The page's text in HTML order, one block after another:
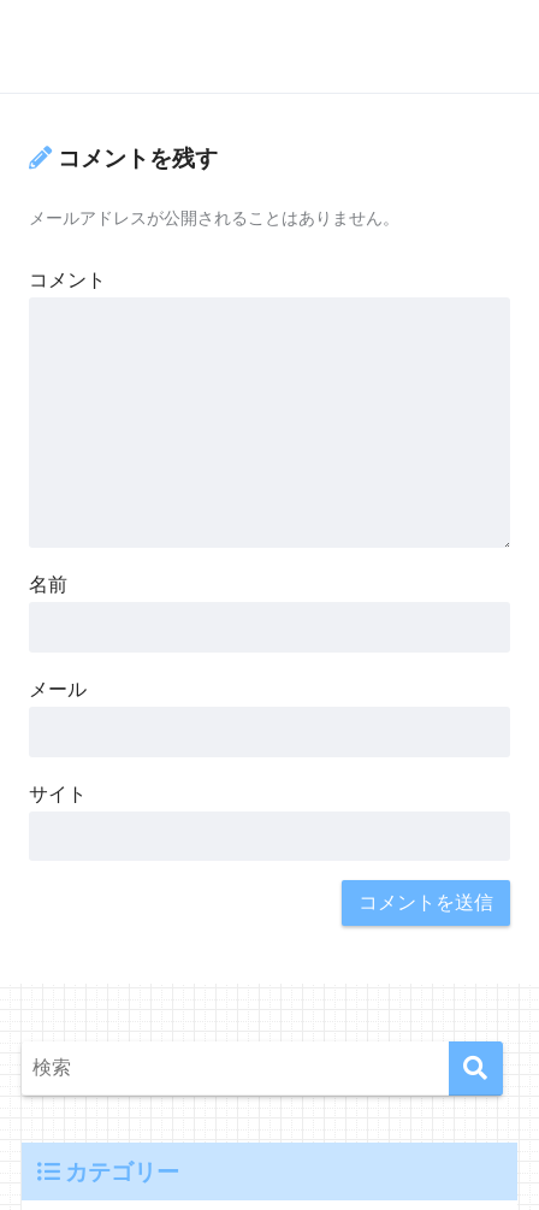
コメントを残す
メールアドレスが公開されることはありません。
コメント
名前
メール
サイト
カテゴリー